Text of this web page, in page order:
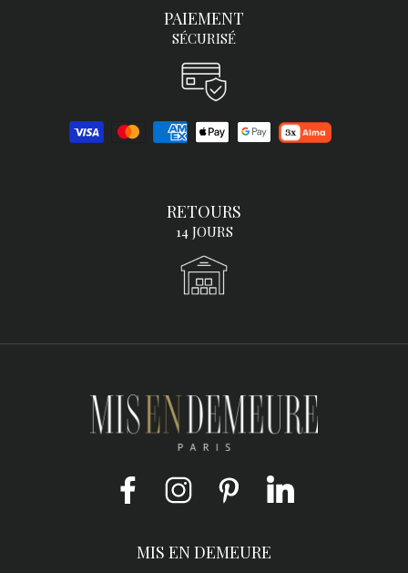
PAIEMENT
SÉCURISÉ
RETOURS
14 JOURS
Facebook Instagram Pinterest
MIS EN DEMEURE